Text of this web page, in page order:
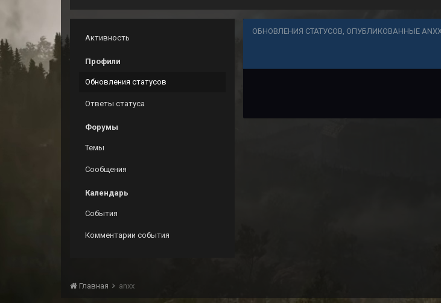
Активность
Профили
Обновления статусов
Ответы статуса
Форумы
Темы
Сообщения
Календарь
События
Комментарии события
ОБНОВЛЕНИЯ СТАТУСОВ, ОПУБЛИКОВАННЫЕ
Главная anxx